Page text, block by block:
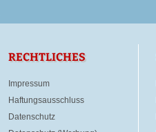
RECHTLICHES
Impressum
Haftungsausschluss
Datenschutz